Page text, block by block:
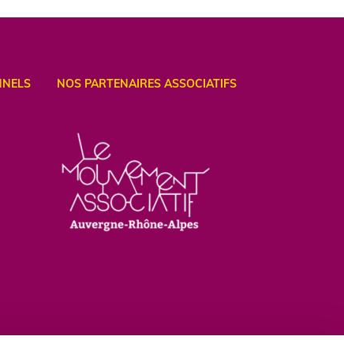
NOS PARTENAIRES ASSOCIATIFS